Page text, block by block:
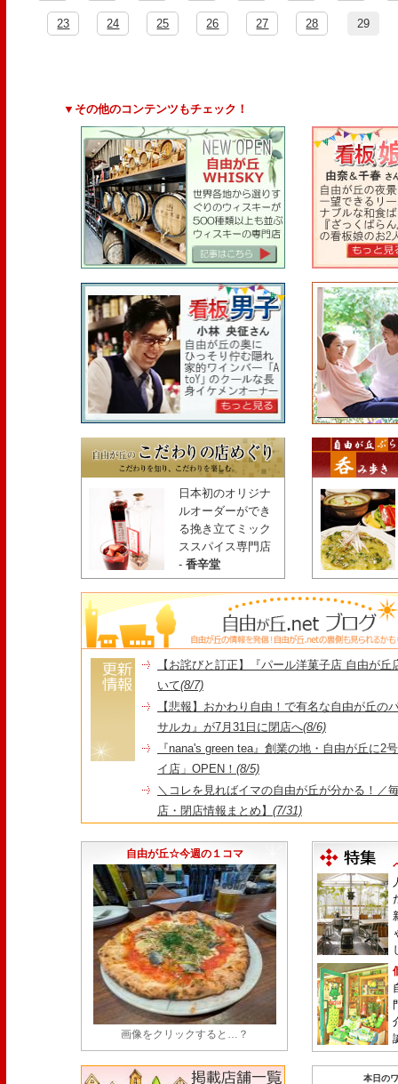
23 24 25 26 27 28 29
▼その他のコンテンツもチェック！
日本初のオリジナ
ルオーダーができ
る挽き立てミック
ススパイス専門店
- 香辛堂
【お詫びと訂正】『パール洋菓子店 自由が
いて(8/7)
【悲報】おかわり自由！で有名な自由が丘の
サルカ』が7月31日に閉店へ(8/6)
『nana's green tea』創業の地・自由が丘に2
イ店」OPEN！ (8/5)
＼コレを見ればイマの自由が丘が分かる！／
店・閉店情報まとめ】 (7/31)
永久パス配布も！
自由が丘☆今週の１コマ
画像をクリックすると…？
本日の